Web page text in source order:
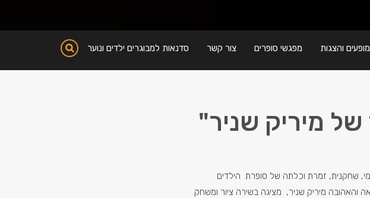
מופעים והצגות מפגשי סופרים צור קשר סדנאות למבוגרים ילדים ונוער
של מיריק שניר"
שחקנית, זמרת וכלתה של סופרת הילדים
והאהובה מיריק שניר, מציגה בשירה ציור ומשחק